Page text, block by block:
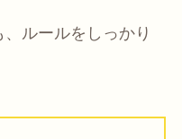
ルールをしっかり